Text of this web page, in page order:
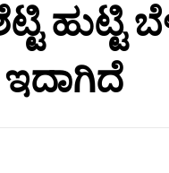
ಹುಟ್ಟಿ